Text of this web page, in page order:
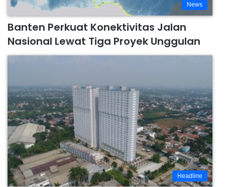
News
Banten Perkuat Konektivitas Jalan
Nasional Lewat Tiga Proyek Unggulan
Headline